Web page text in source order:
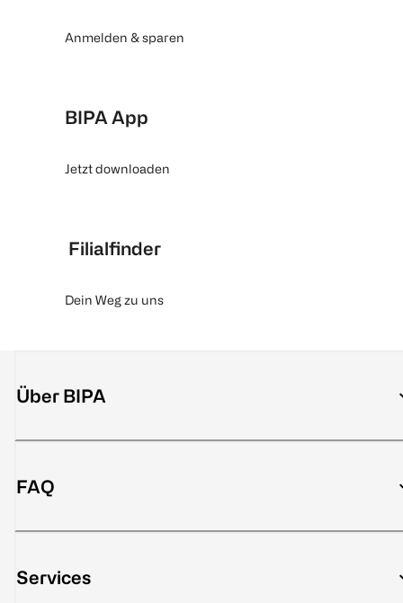
Anmelden & sparen
BIPA App
Jetzt downloaden
Filialfinder
Dein Weg zu uns
Über BIPA
FAQ
Services